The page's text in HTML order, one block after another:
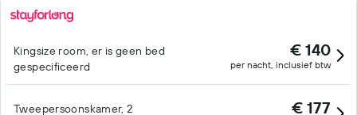
Kingsize room, er is geen bed
gespecificeerd
€ 140
per nacht, inclusief btw
Tweepersoonskamer, 2
€ 177